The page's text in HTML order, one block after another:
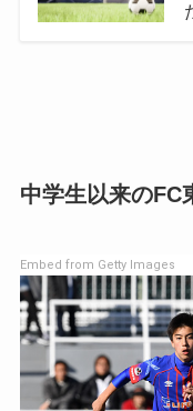
中学生以来のFC
Embed from Getty Images